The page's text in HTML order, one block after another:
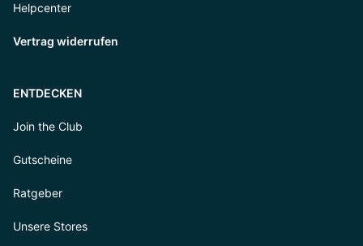
Helpcenter
Vertrag widerrufen
ENTDECKEN
Join the Club
Gutscheine
Ratgeber
Unsere Stores